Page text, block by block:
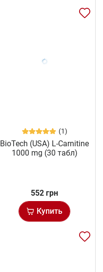
(1)
BioTech (USA) L-Carnitine
1000 mg (30 табл)
552 грн
Купить